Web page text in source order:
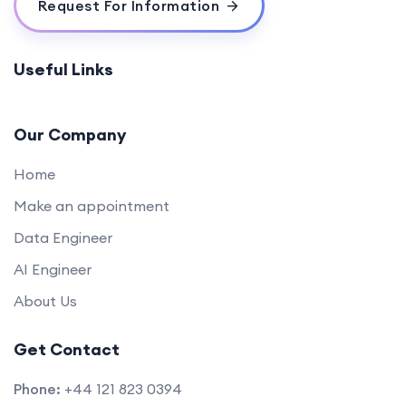
Request For Information
Useful Links
Our Company
Home
Make an appointment
Data Engineer
AI Engineer
About Us
Get Contact
Phone: +44 121 823 0394